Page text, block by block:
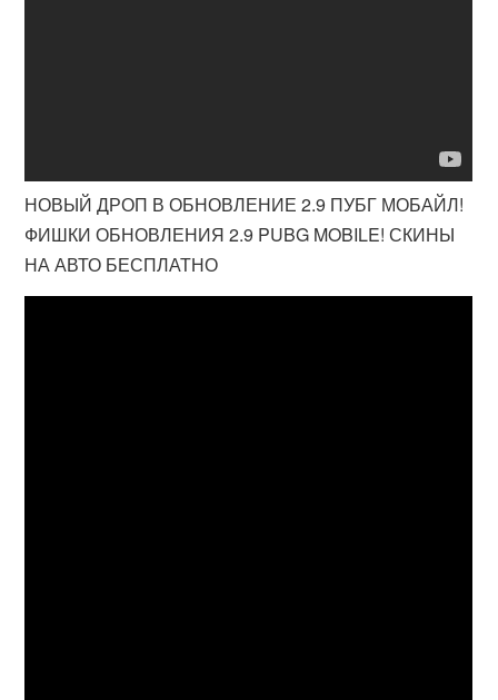
НОВЫЙ ДРОП В ОБНОВЛЕНИЕ 2.9 ПУБГ МОБАЙЛ!
ФИШКИ ОБНОВЛЕНИЯ 2.9 PUBG MOBILE! СКИНЫ
НА АВТО БЕСПЛАТНО